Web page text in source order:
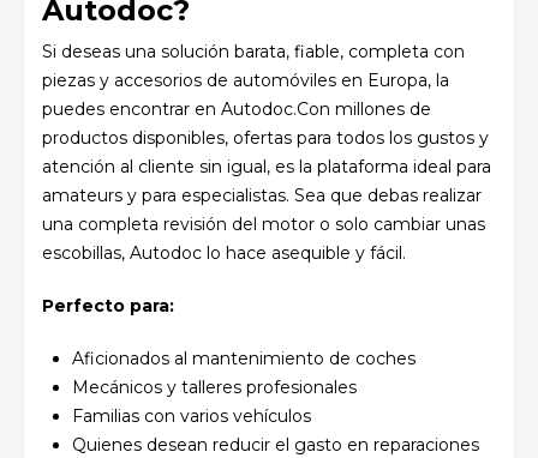
Autodoc?
Si deseas una solución barata, fiable, completa con
piezas y accesorios de automóviles en Europa, la
puedes encontrar en Autodoc.Con millones de
productos disponibles, ofertas para todos los gustos y
atención al cliente sin igual, es la plataforma ideal para
amateurs y para especialistas. Sea que debas realizar
una completa revisión del motor o solo cambiar unas
escobillas, Autodoc lo hace asequible y fácil.
Perfecto para:
Aficionados al mantenimiento de coches
Mecánicos y talleres profesionales
Familias con varios vehículos
Quienes desean reducir el gasto en reparaciones